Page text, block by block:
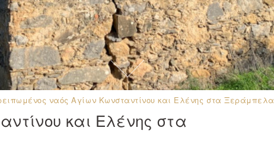
ναός Αγίων Κωνσταντίνου και Ελένης στα Ξεράμπελα
και Ελένης στα